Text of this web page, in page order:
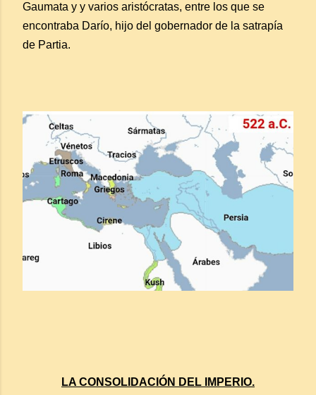
Gaumata y y varios aristócratas, entre los que se
encontraba Darío, hijo del gobernador de la satrapía
de Partia.
LA CONSOLIDACIÓN DEL IMPERIO.